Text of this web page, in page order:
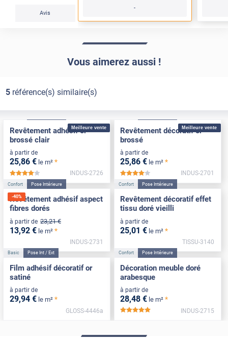
Avis
-
Vous aimerez aussi !
5référence(s) similaire(s)
Meilleure vente
Revêtement adhésif or
brossé clair
à partir de
25,86 € le m² *
*****
INDUS-2726
Meilleure vente
Revêtement décoratif or
brossé
à partir de
25,86 € le m² *
*****
INDUS-2701
-40%
Confort Pose Intérieure
Revêtement adhésif aspect
fibres dorés
à partir de 23,21 €
13,92 € le m² *
INDUS-2731
Confort Pose Intérieure
Revêtement décoratif effet
tissu doré vieilli
à partir de
25,01 € le m² *
TISSU-3140
Basic Pose Int / Ext
Film adhésif décoratif or
satiné
à partir de
29,94 € le m² *
GLOSS-4446a
Confort Pose Intérieure
Décoration meuble doré
arabesque
à partir de
28,48 € le m² *
INDUS-2715